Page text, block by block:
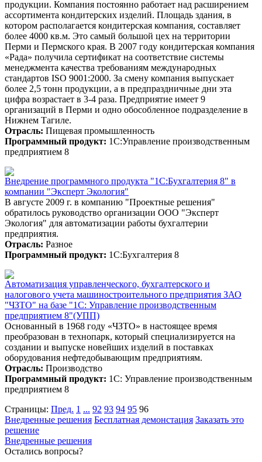
продукции. Компания постоянно работает над расширением
ассортимента кондитерских изделий. Площадь здания, в
котором располагается кондитерская компания, составляет
более 4000 кв.м. Это самый большой цех на территории
Перми и Пермского края. В 2007 году кондитерская компания
«Рада» получила сертификат на соответствие системы
менеджмента качества требованиям международных
стандартов ISO 9001:2000. За смену компания выпускает
более 2,5 тонн продукции, а в предпраздничные дни эта
цифра возрастает в 3-4 раза. Предприятие имеет 9
организаций в Перми и одно обособленное подразделение в
Нижнем Тагиле.
Отрасль: Пищевая промышленность
Программный продукт: 1С:Управление производственным
предприятием 8
Внедрение программного продукта "1С:Бухгалтерия 8" в
компании "Эксперт Экология"
В августе 2009 г. в компанию "Проектные решения"
обратилось руководство организации ООО "Эксперт
Экология" для автоматизации работы бухгалтерии
предприятия.
Отрасль: Разное
Программный продукт: 1С:Бухгалтерия 8
Автоматизация управленческого, бухгалтерского и
налогового учета машиностроительного предприятия ЗАО
"ЧЗТО" на базе "1С: Управление производственным
предприятием 8"(УПП)
Основанный в 1968 году «ЧЗТО» в настоящее время
преобразован в технопарк, который специализируется на
создании и выпуске новейших изделий в поставках
оборудования нефтедобывающим предприятиям.
Отрасль: Производство
Программный продукт: 1С: Управление производственным
предприятием 8
Страницы: Пред. 1 ... 92 93 94 95 96
Внедренные решения Бесплатная демонстация Заказать это
решение
Внедренные решения
Остались вопросы?